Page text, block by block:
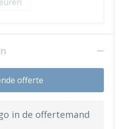
offerte
in de offertemand